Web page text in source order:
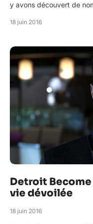
y avons découvert de
18 juin 2016
Detroit Become
vie dévoilée
18 juin 2016